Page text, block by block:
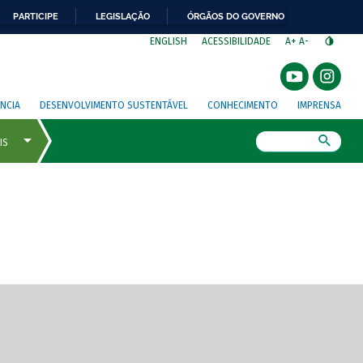
PARTICIPE LEGISLAÇÃO ÓRGÃOS DO GOVERNO
ENGLISH ACESSIBILIDADE A+ A-
DESENVOLVIMENTO SUSTENTÁVEL CONHECIMENTO IMPRENSA
de tela